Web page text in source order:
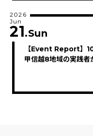
【Event Report】
甲信越8地域の実践者
2026
Jun
21.Sun